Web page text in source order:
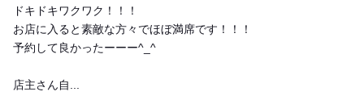
ドキドキワクワク！！！
お店に入ると素敵な方々でほぼ満席です！！！
予約して良かったーーー^_^
店主さん自...